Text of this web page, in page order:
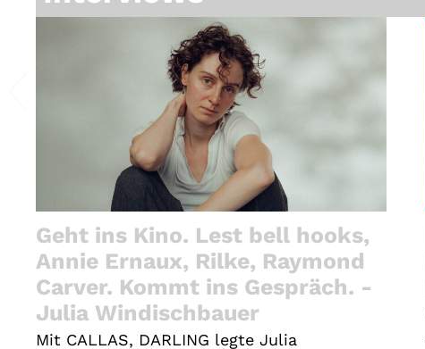
Geht ins Kino. Lest bell hooks,
Annie Ernaux, Rilke, Raymond
Carver. Kommt ins Gespräch. -
Julia Windischbauer
Mit CALLAS, DARLING legte Julia